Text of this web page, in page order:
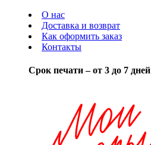
О нас
Доставка и возврат
Как оформить заказ
Контакты
Срок печати – от 3 до 7 дней